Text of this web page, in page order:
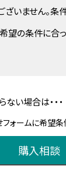
いません。条
望の条件に
い場合は・・・
ォームに希望条
購入相談